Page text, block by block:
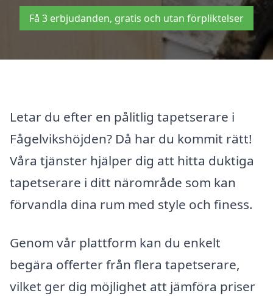
Få 3 erbjudanden, gratis och utan förpliktelser
Letar du efter en pålitlig tapetserare i
Fågelvikshöjden? Då har du kommit rätt!
Våra tjänster hjälper dig att hitta duktiga
tapetserare i ditt närområde som kan
förvandla dina rum med style och finess.
Genom vår plattform kan du enkelt
begära offerter från flera tapetserare,
vilket ger dig möjlighet att jämföra priser